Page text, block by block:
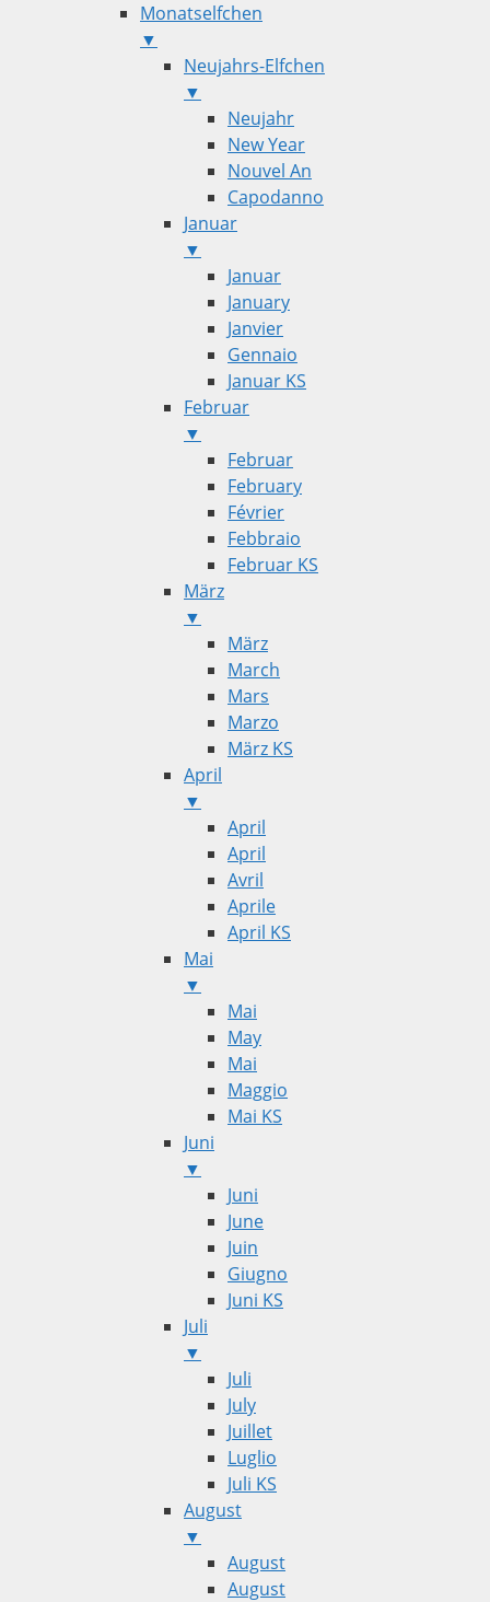
Monatselfchen
▼
Neujahrs-Elfchen
▼
Neujahr
New Year
Nouvel An
Capodanno
Januar
▼
Januar
January
Janvier
Gennaio
Januar KS
Februar
▼
Februar
February
Février
Febbraio
Februar KS
März
▼
März
March
Mars
Marzo
März KS
April
▼
April
April
Avril
Aprile
April KS
Mai
▼
Mai
May
Mai
Maggio
Mai KS
Juni
▼
Juni
June
Juin
Giugno
Juni KS
Juli
▼
Juli
July
Juillet
Luglio
Juli KS
August
▼
August
August